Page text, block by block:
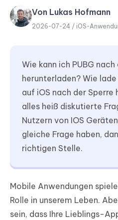
Editor
Von Lukas Hofmann
2026-07-24 / iOS-
Wie kann ich PUBG
herunterladen? Wie
auf iOS nach der Sperre
alles heiß diskutierte
Nutzern von IOS
gleiche Frage haben,
richtigen Stelle.
Mobile Anwendungen
Rolle in unserem Leben.
sein, dass Ihre Lieblings-